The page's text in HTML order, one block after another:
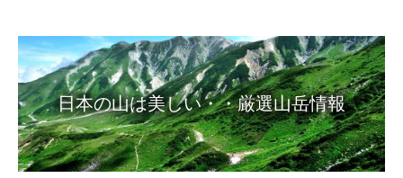
日本の山は美しい・・厳選山岳情報